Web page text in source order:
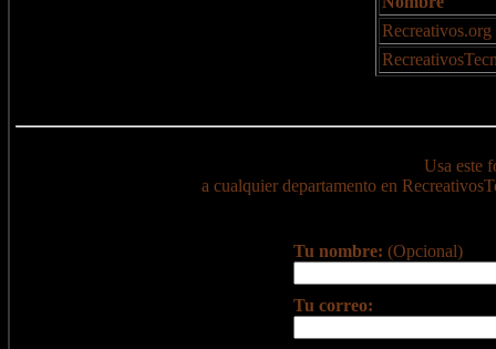
Recreativos.org
Usa este
a cualquier departamento en
Tu nombre: (Opcional)
Tu correo: